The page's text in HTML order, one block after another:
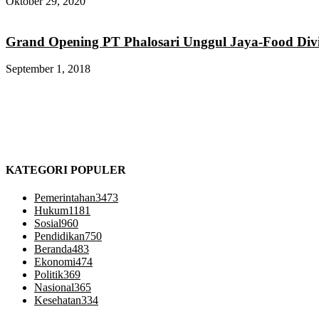
Grand Opening PT Phalosari Unggul Jaya-Food
September 1, 2018
KATEGORI POPULER
Pemerintahan3473
Hukum1181
Sosial960
Pendidikan750
Beranda483
Ekonomi474
Politik369
Nasional365
Kesehatan334